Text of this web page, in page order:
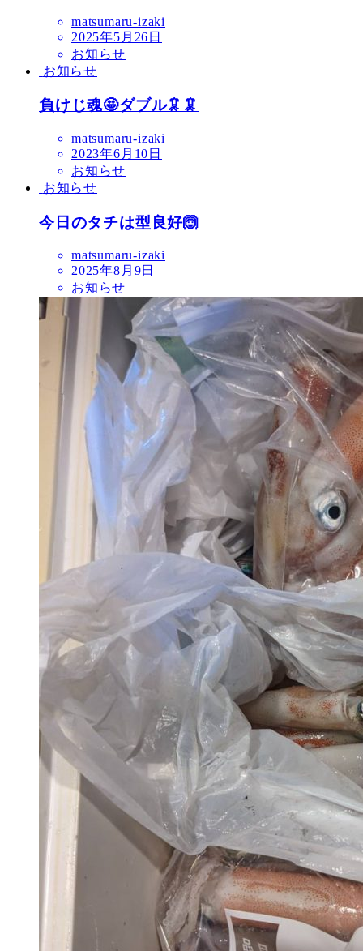
matsumaru-izaki
2025年5月26日
お知らせ
お知らせ
負けじ魂🤩ダブル🦑🦑
matsumaru-izaki
2023年6月10日
お知らせ
お知らせ
今日のタチは型良好🙆
matsumaru-izaki
2025年8月9日
お知らせ